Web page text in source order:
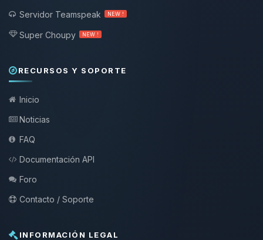
Servidor Teamspeak
NEW !
Super Choupy NEW !
RECURSOS Y SOPORTE
Inicio
Noticias
FAQ
Documentación API
Foro
Contacto / Soporte
INFORMACIÓN LEGAL